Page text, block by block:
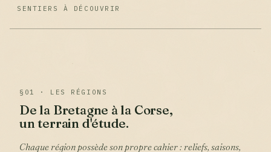
SENTIERS À DÉCOUVRIR
§01 · LES RÉGIONS
De la Bretagne à la Corse,
un terrain d'étude.
Chaque région possède son propre cahier : reliefs, saisons,